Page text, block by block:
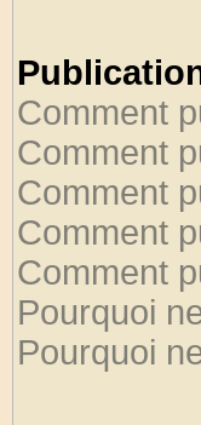
Comment
Comment
Comment
Comment
Comment
Pourquoi
Pourquoi